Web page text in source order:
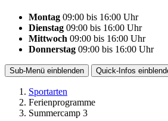
Montag 09:00 bis 16:00 Uhr
Dienstag 09:00 bis 16:00 Uhr
Mittwoch 09:00 bis 16:00 Uhr
Donnerstag 09:00 bis 16:00 Uhr
Sub-Menü einblenden Quick-Infos
Sportarten
Ferienprogramme
Summercamp 3